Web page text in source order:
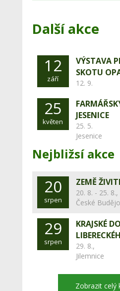
Další akce
12
září
VÝSTAVA
SKOTU
12. 9.
25
květen
JESENICE
25. 5.
Jesenice
Nejbližsí akce
20
srpen
ZEMĚ
20. 8. - 25. 8.,
České
29
srpen
KRAJSKÉ
29. 8.,
Jilemnice
Zobrazit celý